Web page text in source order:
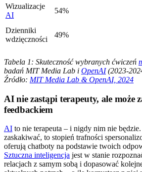
Wizualizacje
AI
54%
Dzienniki
wdzięczności
49%
Tabela 1: Skuteczność wybranych ćwiczeń
badań MIT Media Lab i OpenAI(2023-
Źródło: MIT Media Lab & OpenAI, 2024
AI nie zastąpi terapeuty, ale może
feedbackiem
AI to nie terapeuta – i nigdy nim nie
zaskakiwać, to stopień trafności
oferują chatboty na podstawie twoich
Sztuczna inteligencja jest w stanie
relacjach z samym sobą i dopasować